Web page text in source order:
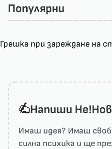
Популярни
Грешка при зареждане на
Напиши
Имаш идея? Имаш
силна психика и ще